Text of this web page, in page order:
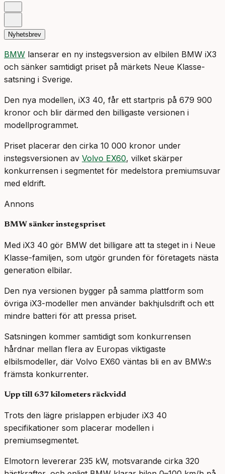
Nyhetsbrev
BMW lanserar en ny instegsversion av elbilen BMW iX3
och sänker samtidigt priset på märkets Neue Klasse-
satsning i Sverige.
Den nya modellen, iX3 40, får ett startpris på 679 900
kronor och blir därmed den billigaste versionen i
modellprogrammet.
Priset placerar den cirka 10 000 kronor under
instegsversionen av Volvo EX60, vilket skärper
konkurrensen i segmentet för medelstora premiumsuvar
med eldrift.
Annons
BMW sänker instegspriset
Med iX3 40 gör BMW det billigare att ta steget in i Neue
Klasse-familjen, som utgör grunden för företagets nästa
generation elbilar.
Den nya versionen bygger på samma plattform som
övriga iX3-modeller men använder bakhjulsdrift och ett
mindre batteri för att pressa priset.
Satsningen kommer samtidigt som konkurrensen
hårdnar mellan flera av Europas viktigaste
elbilsmodeller, där Volvo EX60 väntas bli en av BMW:s
främsta konkurrenter.
Upp till 637 kilometers räckvidd
Trots den lägre prislappen erbjuder iX3 40
specifikationer som placerar modellen i
premiumsegmentet.
Elmotorn levererar 235 kW, motsvarande cirka 320